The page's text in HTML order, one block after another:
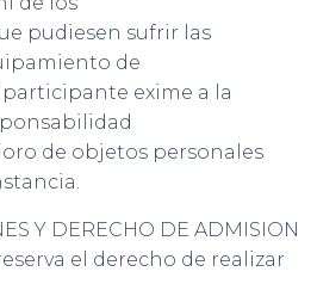
pudiesen sufrir las
de
exime a la
de objetos personales
Y DERECHO DE ADMISION
el derecho de realizar